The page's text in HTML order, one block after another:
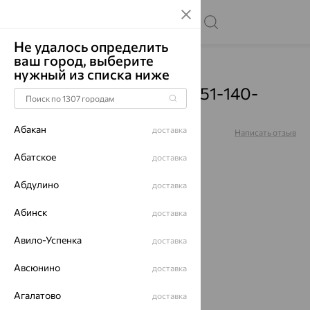
Главная Каталог Броши Фианит
Брошь, золото, фианит, 51-140-
00319-1
Артикул: Написать отзыв
Не удалось определить
ваш город, выберите
нужный из списка ниже
Абакан доставка
Абатское доставка
Абдулино доставка
Абинск доставка
Авило-Успенка доставка
Авсюнино доставка
Агалатово доставка